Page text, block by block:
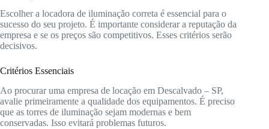
Escolher a locadora de iluminação correta é essencial para o
sucesso do seu projeto. É importante considerar a reputação da
empresa e se os preços são competitivos. Esses critérios serão
decisivos.
Critérios Essenciais
Ao procurar uma empresa de locação em Descalvado – SP,
avalie primeiramente a qualidade dos equipamentos. É preciso
que as torres de iluminação sejam modernas e bem
conservadas. Isso evitará problemas futuros.